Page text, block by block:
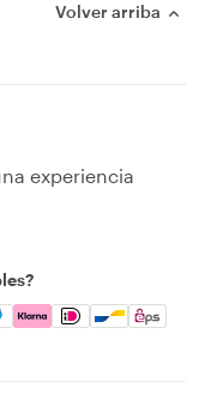
Volver arriba
experiencia
Apple Pay, Google